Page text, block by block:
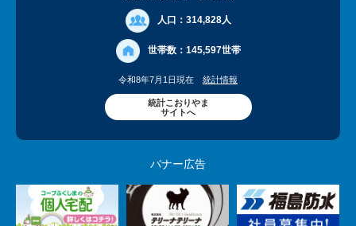
人口： 314,828人
世帯数： 145,597世帯
令和8年7月1日現在 統計情報
統計こおりやま
サイトへ
バナー広告